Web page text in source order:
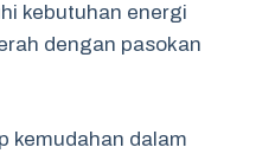
kebutuhan energi
dengan pasokan
kemudahan dalam